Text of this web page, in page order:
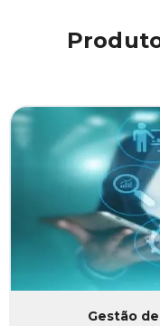
Gestão